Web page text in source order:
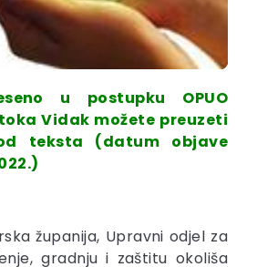
u postupku OPUO
Vidak možete preuzeti
teksta (datum objave
županija, Upravni odjel za
gradnju i zaštitu okoliša